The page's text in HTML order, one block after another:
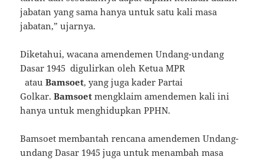
jabatan yang sama hanya untuk satu kali masa
jabatan,” ujarnya.
Diketahui, wacana amendemen Undang-undang
Dasar 1945 digulirkan oleh Ketua MPR
atauBamsoet, yang juga kader Partai
Golkar.Bamsoet mengklaim amendemen kali ini
hanya untuk menghidupkan PPHN.
Bamsoet membantah rencana amendemen Undang-
undang Dasar 1945 juga untuk menambah masa